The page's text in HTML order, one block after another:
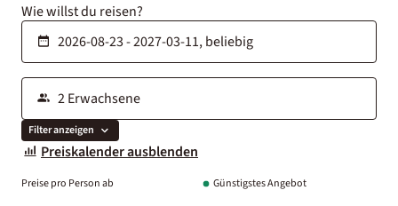
Wie willst du reisen?
Filter anzeigen
Preiskalender ausblenden
Preise pro Person ab Günstigstes Angebot